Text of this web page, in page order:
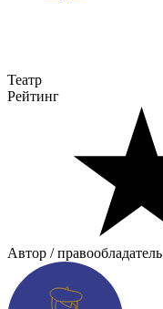
Театр
Рейтинг
Автор / правообладатель